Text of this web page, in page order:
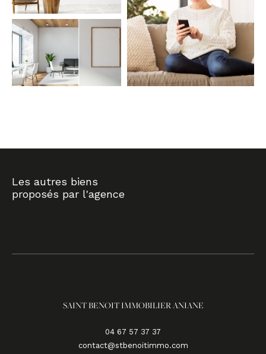
Les autres biens
proposés par l'agence
SAINT BENOIT IMMOBILIER ANIANE
04 67 57 37 37
contact@stbenoitimmo.com
FILTRER PAR
COUPS DE COEUR EXCLUSIVITÉS